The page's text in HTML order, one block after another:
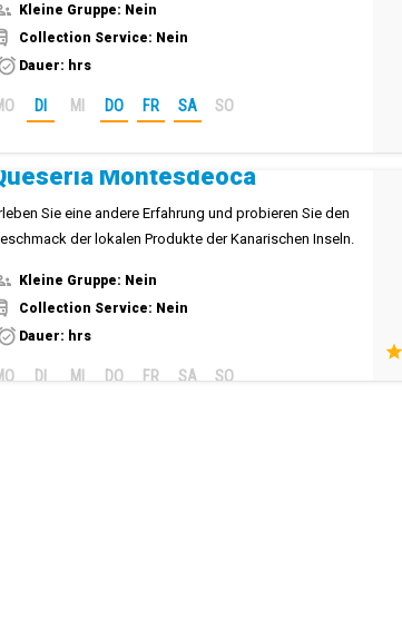
Kleine Gruppe: Nein
Collection Service: Nein
Dauer: hrs
DI MI DO FR SA SO
Montesdeoca
Sie eine andere Erfahrung und probieren Sie den
der lokalen Produkte der Kanarischen Inseln.
Kleine Gruppe: Nein
Collection Service: Nein
Dauer: hrs
DI MI DO FR SA SO